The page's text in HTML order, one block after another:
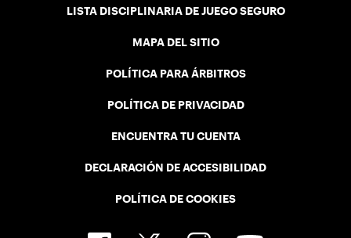
LISTA DISCIPLINARIA DE JUEGO SEGURO
MAPA DEL SITIO
POLÍTICA PARA ÁRBITROS
POLÍTICA DE PRIVACIDAD
ENCUENTRA TU CUENTA
DECLARACIÓN DE ACCESIBILIDAD
POLÍTICA DE COOKIES